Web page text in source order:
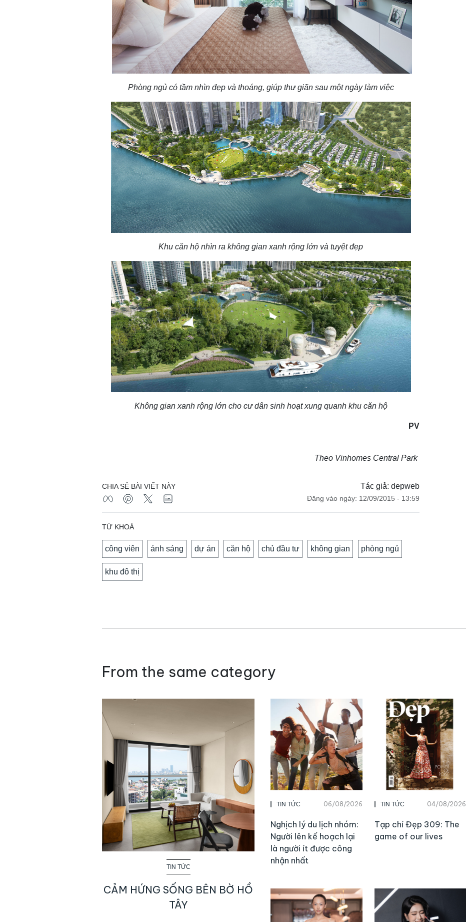
Phòng ngủ có tầm nhìn đẹp và thoáng, giúp thư giãn sau một ngày làm việc
Khu căn hộ nhìn ra không gian xanh rộng lớn và tuyệt đẹp
Không gian xanh rộng lớn cho cư dân sinh hoạt xung quanh khu căn hộ
PV
Theo Vinhomes Central Park
Tác giả: depweb
Đăng vào ngày: 12/09/2015 - 13:59
CHIA SẺ BÀI VIẾT NÀY
TỪ KHOÁ
công viên ánh sáng dự án căn hộ chủ đầu tư không gian phòng ngủ
khu đô thị
From the same category
TIN TỨC
CẢM HỨNG SỐNG BÊN BỜ HỒ
TÂY
TIN TỨC 06/08/2026
Nghịch lý du lịch nhóm:
Người lên kế hoạch lại
là người ít được công
nhận nhất
TIN TỨC 04/08/2026
Tạp chí Đẹp 309: The
game of our lives